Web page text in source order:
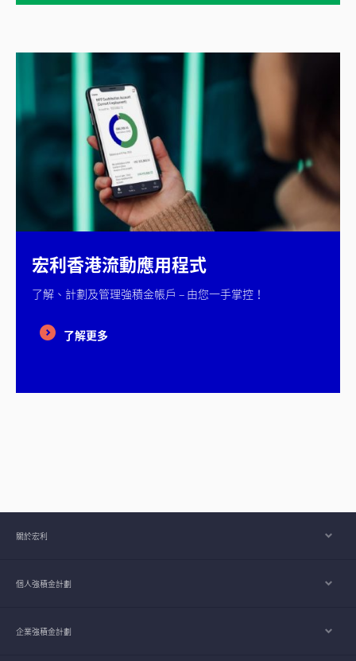
宏利香港流動應用程式
了解、計劃及管理強積金帳戶 – 由您一手掌控！
了解更多
關於宏利
個人強積金計劃
企業強積金計劃